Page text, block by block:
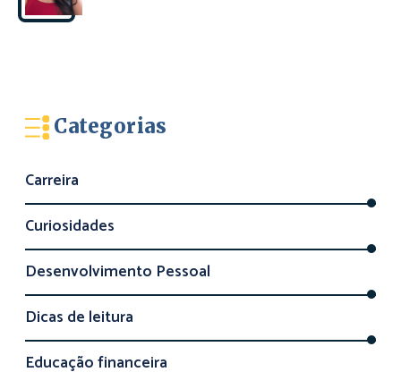
Categorias
Carreira
Curiosidades
Desenvolvimento Pessoal
Dicas de leitura
Educação financeira